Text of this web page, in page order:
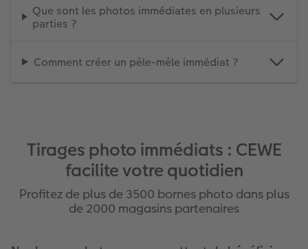
Que sont les photos immédiates en plusieurs
parties ?
Comment créer un pêle-mêle immédiat ?
Tirages photo immédiats : CEWE
facilite votre quotidien
Profitez de plus de 3500 bornes photo dans plus
de 2000 magasins partenaires